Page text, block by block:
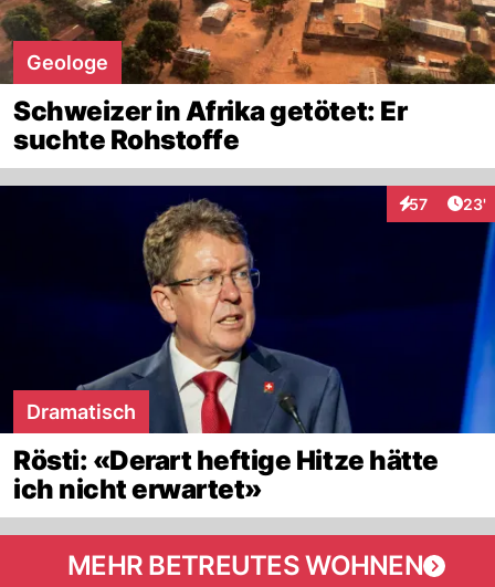
Geologe
Schweizer in Afrika getötet: Er
suchte Rohstoffe
57
Interaktionen
23'
Dramatisch
Rösti: «Derart heftige Hitze hätte
ich nicht erwartet»
MEHR BETREUTES WOHNEN